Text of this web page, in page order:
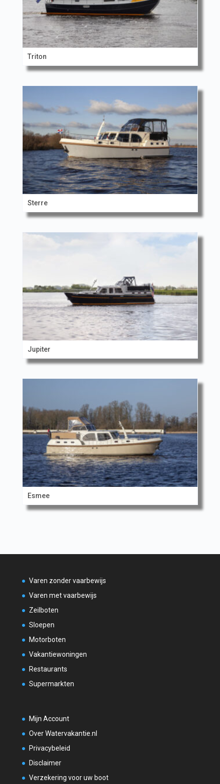
Triton
Sterre
Jupiter
Esmee
Varen zonder vaarbewijs
Varen met vaarbewijs
Zeilboten
Sloepen
Motorboten
Vakantiewoningen
Restaurants
Supermarkten
Mijn Account
Over Watervakantie.nl
Privacybeleid
Disclaimer
Verzekering voor uw boot